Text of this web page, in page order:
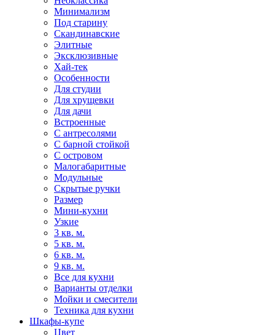
Минимализм
Под старину
Скандинавские
Элитные
Эксклюзивные
Хай-тек
Особенности
Для студии
Для хрущевки
Для дачи
Встроенные
С антресолями
С барной стойкой
С островом
Малогабаритные
Модульные
Скрытые ручки
Размер
Мини-кухни
Узкие
3 кв. м.
5 кв. м.
6 кв. м.
9 кв. м.
Все для кухни
Варианты отделки
Мойки и смесители
Техника для кухни
Шкафы-купе
Цвет